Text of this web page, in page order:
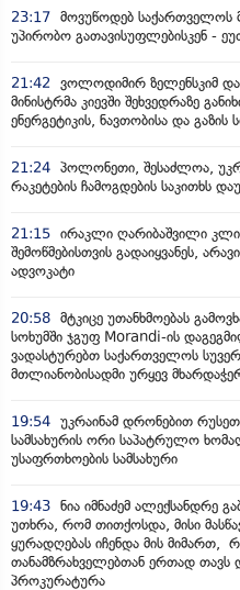
23:17 მოვუწოდებ საქართველოს
უპირობო გათავისუფლებისკენ -
21:42
ვოლოდიმირ ზელენსკიმ და
მინისტრმა კიევში შეხვედრაზე
ენერგეტიკის, ნავთობისა და
21:24 პოლონეთი, შესაძლოა,
რაკეტების ჩამოგდების საკითხს
21:15 ირაკლი ღარიბაშვილი
შემოწმებისთვის გადაიყვანეს,
ადვოკატი
20:58 მტკიცე უთანხმოებას
სოხუმში ჯგუფ Morandi-ის
ვადასტურებთ საქართველოს
მთლიანობისადმი ურყევ
19:54 უკრაინამ დრონებით
სამსახურის ორი საპატრულო
უსაფრთხოების სამსახური
19:43 ნია იმნაძემ ალექსანდრე
უთხრა, რომ თითქოსდა, მისი
ყურადღებას იჩენდა მის მიმართ,
თანამზრახველებთან ერთად თავს
პროკურატურა